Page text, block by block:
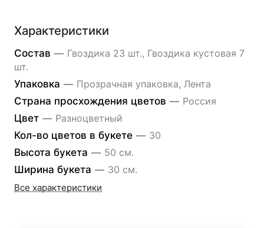
Характеристики
Состав — Гвоздика 23 шт., Гвоздика кустовая 7
шт.
Упаковка — Прозрачная упаковка, Лента
Страна просхождения цветов — Россия
Цвет — Разноцветный
Кол-во цветов в букете — 30
Высота букета — 50 см.
Ширина букета — 30 см.
Все характеристики